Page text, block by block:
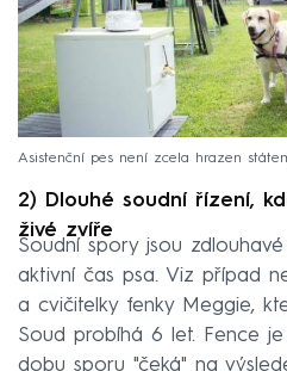
Asistenční pes není zcela hrazen
2) Dlouhé soudní řízení,
živé zvíře
Soudní spory jsou
aktivní čas psa. Viz případ
a cvičitelky fenky Meggie,
Soud probíhá 6 let. Fence
dobu sporu "čeká" na